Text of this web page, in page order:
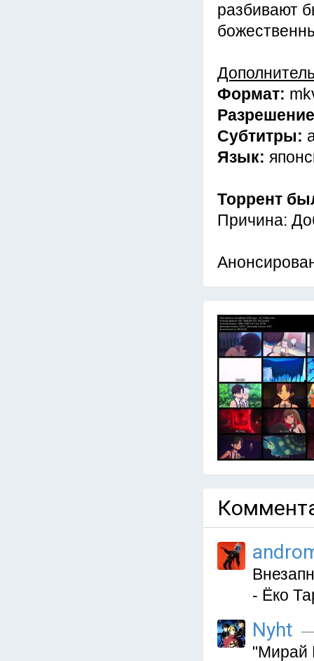
разбивают
Формат:
Субтитры:
Язык:
Торрент
Причина:
- Ёко
Nyht —
"Мирай